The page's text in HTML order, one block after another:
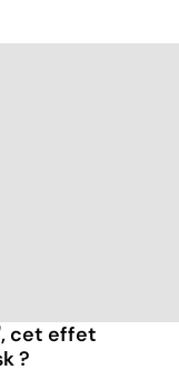
cet effet
?